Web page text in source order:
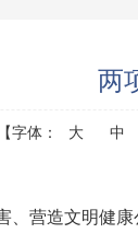
两
【字体： 大 中
、营造文明健